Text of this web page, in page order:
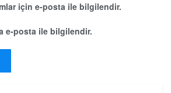
için e-posta ile bilgilendir.
e-posta ile bilgilendir.